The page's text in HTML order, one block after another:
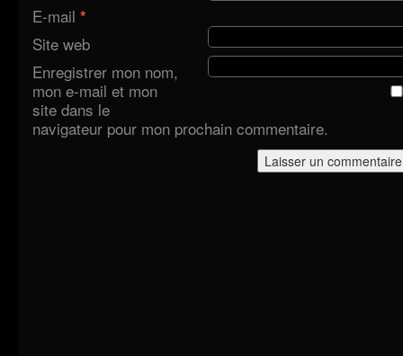
E-mail *
Site web
Enregistrer mon nom,
mon e-mail et mon
site dans le
navigateur pour mon prochain commentaire.